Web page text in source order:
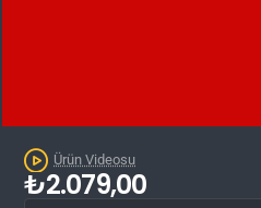
Ürün Videosu
₺2.079,00